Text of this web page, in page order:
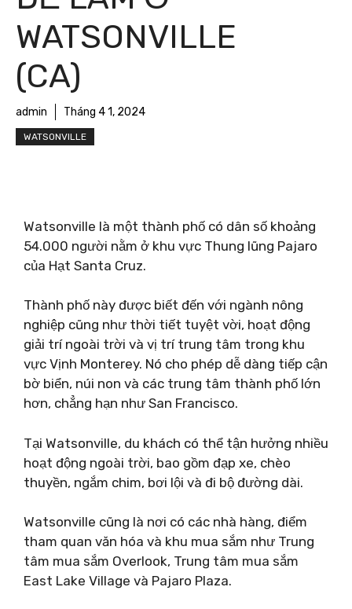
WATSONVILLE
(CA)
admin Tháng 4 1, 2024
WATSONVILLE
Watsonville là một thành phố có dân số khoảng
54.000 người nằm ở khu vực Thung lũng Pajaro
của Hạt Santa Cruz.
Thành phố này được biết đến với ngành nông
nghiệp cũng như thời tiết tuyệt vời, hoạt động
giải trí ngoài trời và vị trí trung tâm trong khu
vực Vịnh Monterey. Nó cho phép dễ dàng tiếp cận
bờ biển, núi non và các trung tâm thành phố lớn
hơn, chẳng hạn như San Francisco.
Tại Watsonville, du khách có thể tận hưởng nhiều
hoạt động ngoài trời, bao gồm đạp xe, chèo
thuyền, ngắm chim, bơi lội và đi bộ đường dài.
Watsonville cũng là nơi có các nhà hàng, điểm
tham quan văn hóa và khu mua sắm như Trung
tâm mua sắm Overlook, Trung tâm mua sắm
East Lake Village và Pajaro Plaza.